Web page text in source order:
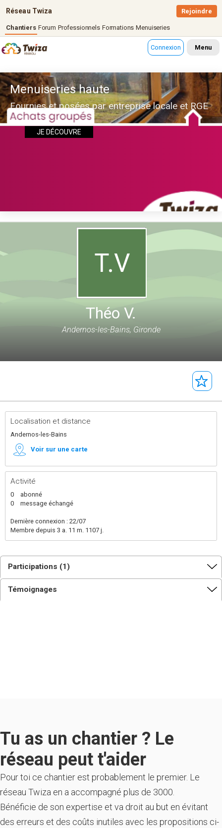
Réseau Twiza
Chantiers Forum Professionnels Formations Menuiseries
Rejoindre
Connexion Menu
Menuiseries haute
Fournies et posées par entreprise locale et RGE
JE DÉCOUVRE
T.V
Théo V.
Andernos-les-Bains, Gironde
Localisation et distance
Andernos-les-Bains
Voir sur une carte
Activité
0
abonné
0
message échangé
Dernière connexion : 22/07
Membre depuis 3 a. 11 m. 1107 j.
Participations (1)
Témoignages
Tu as un chantier ? Le
réseau peut t'aider
Pour toi ce chantier est probablement le premier. Le
réseau Twiza en a accompagné plus de 3000.
Bénéficie de son expertise et va droit au but en évitant
des erreurs et des coûts inutiles avec les propositions ci-